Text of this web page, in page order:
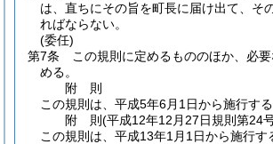
は、直ちにその旨を町長に届け出て、そ
ればならない。
(委任)
第7条
この規則に定めるもののほか、必
める。
附 則
この規則は、平成5年6月1日から施行する
附 則(平成12年12月27日規則第24
この規則は、平成13年1月1日から施行す